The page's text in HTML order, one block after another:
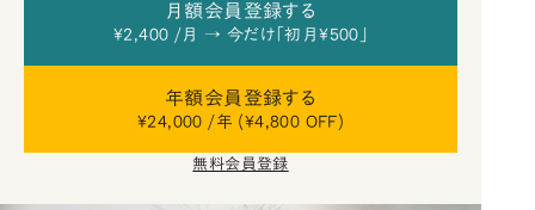
月額会員登録する
¥2,400 /月 → 今だけ「初月¥500」
年額会員登録する
¥24,000 /年 (¥4,800 OFF)
無料会員登録